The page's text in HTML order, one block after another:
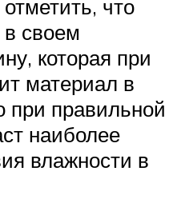
что
в своем
которая при
материал в
при правильной
наиболее
влажности в